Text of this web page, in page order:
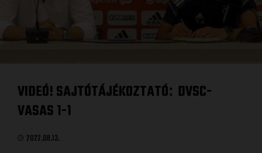
VIDEÓ! SAJTÓTÁJÉKOZTATÓ: DVSC-
VASAS 1-1
2022.08.13.